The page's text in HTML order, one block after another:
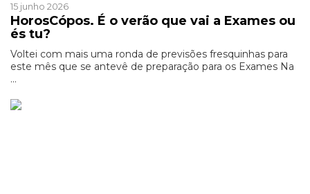
15 junho 2026
HorosCópos. É o verão que vai a Exames ou
és tu?
Voltei com mais uma ronda de previsões fresquinhas para
este mês que se antevê de preparação para os Exames Na
...